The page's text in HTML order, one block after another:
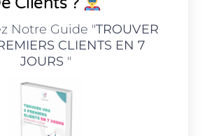
Notre Guide "TROUVER
CLIENTS EN 7
JOURS"